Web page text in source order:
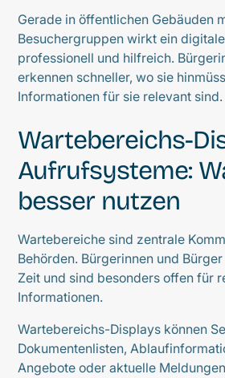
Gerade in öffentlichen Gebäuden
Besuchergruppen wirkt ein
professionell und hilfreich.
erkennen schneller, wo sie
Informationen für sie relevant sind.
Wartebereichs-
Aufrufsysteme:
besser nutzen
Wartebereiche sind zentrale
Behörden. Bürgerinnen und
Zeit und sind besonders offen für
Informationen.
Wartebereichs-Displays können
Dokumentenlisten,
Angebote oder aktuelle